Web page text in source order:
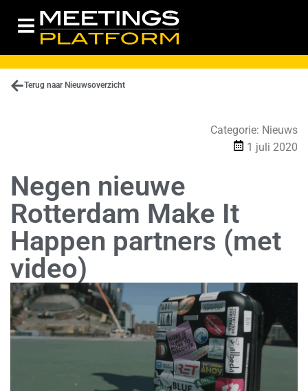
Terug naar Nieuwsoverzicht
Categorie: Nieuws
1 juli 2020
Negen nieuwe
Rotterdam Make It
Happen partners (met
video)